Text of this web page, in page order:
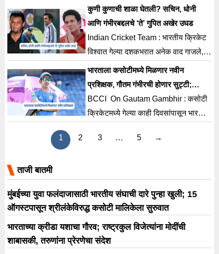
काँग्रेसमध्ये होते. आता ते भाजपमध्ये (BJP)
दाखल झाले आहे.
कुणी कुणाची शाळा घेतली? सचिन, धोनी
आणि गंभीरबद्दलचे ‘ते’ गुपित अखेर उघड
Indian Cricket Team : भारतीय क्रिकेट
विश्वात गेल्या दशकभरात अनेक वाद गाजले,
पण निवड समितीच्या बंद दाराआड नक्की काय
घडलं? हे गुपित
भारताला कसोटीमध्ये मिळणार नवीन
प्रशिक्षक, गौतम गंभीरची होणार सुट्टी;
BCCI ने ‘या’ माजी खेळाडूला दिली ऑफर
BCCI On Gautam Gambhir : कसोटी
क्रिकेटमध्ये गेल्या काही दिवसांपासून भारतीय
प्रशिक्षक गौतम गंभीरला
1 2 3 … 5 →
ताजी बातमी
मुंबईच्या युवा फलंदाजासाठी भारतीय संघाची दारे पुन्हा खुली; 15
ऑगस्टपासून श्रीलंकेविरुद्ध कसोटी मालिकेला सुरुवात
भारताच्या क्रीडा यशाचा गौरव; राष्ट्रकुल विजेत्यांना मोदींची
शाबासकी, तरुणांना प्रेरणेचा संदेश